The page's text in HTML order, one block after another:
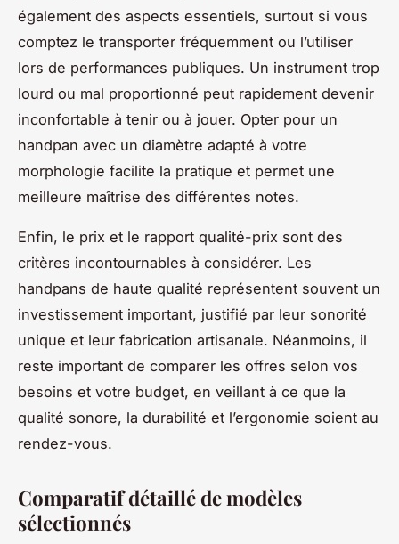
également des aspects essentiels, surtout si vous
comptez le transporter fréquemment ou l’utiliser
lors de performances publiques. Un instrument trop
lourd ou mal proportionné peut rapidement devenir
inconfortable à tenir ou à jouer. Opter pour un
handpan avec un diamètre adapté à votre
morphologie facilite la pratique et permet une
meilleure maîtrise des différentes notes.
Enfin, le prix et le rapport qualité-prix sont des
critères incontournables à considérer. Les
handpans de haute qualité représentent souvent un
investissement important, justifié par leur sonorité
unique et leur fabrication artisanale. Néanmoins, il
reste important de comparer les offres selon vos
besoins et votre budget, en veillant à ce que la
qualité sonore, la durabilité et l’ergonomie soient au
rendez-vous.
Comparatif détaillé de modèles
sélectionnés